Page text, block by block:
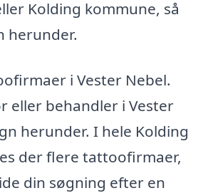
Kolding kommune, så
herunder.
i Vester Nebel.
eller behandler i Vester
herunder. I hele Kolding
der flere tattoofirmaer,
din søgning efter en